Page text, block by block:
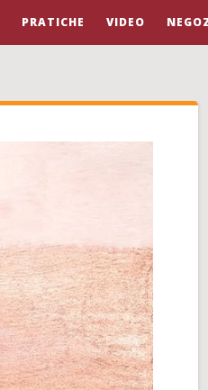
PRATICHE VIDEO